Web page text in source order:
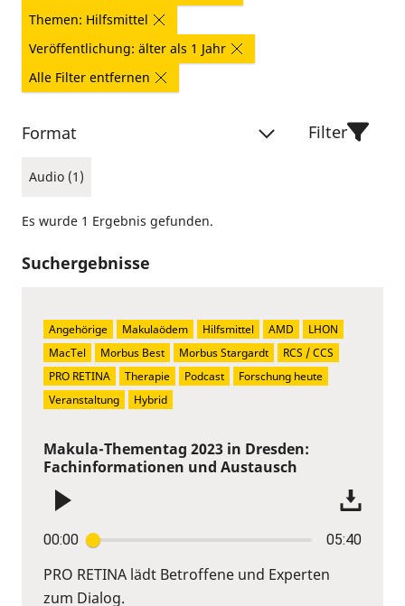
Themen: Hilfsmittel
Veröffentlichung: älter als 1 Jahr
Alle Filter entfernen
Format
Audio (1)
Filter
Es wurde 1 Ergebnis gefunden.
Suchergebnisse
Makula-Thementag 2023 in Dresden:
Fachinformationen und Austausch
00:00 05:40
PRO RETINA lädt Betroffene und Experten
zum Dialog.
Angehörige Makulaödem Hilfsmittel AMD
LHON
MacTel
Morbus Best Morbus Stargardt
RCS / CCS
PRO RETINA
Therapie Podcast
Forschung heute
Veranstaltung
Hybrid